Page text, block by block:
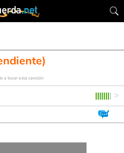
a tocar esta canción